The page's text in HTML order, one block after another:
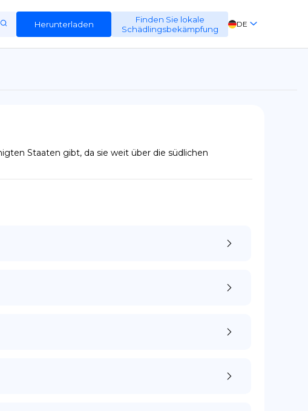
Herunterladen
Finden Sie lokale
Schädlingsbekämpfung
DE
EN
Staaten gibt, da sie weit über die südlichen